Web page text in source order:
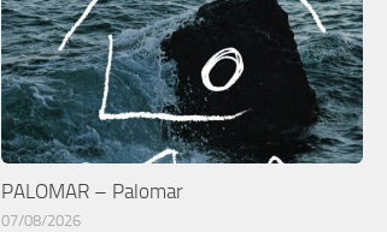
PALOMAR – Palomar
07/08/2026